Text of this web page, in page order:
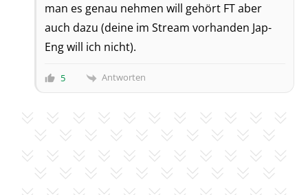
man es genau nehmen will gehört FT aber
auch dazu (deine im Stream vorhanden Jap-
Eng will ich nicht).
5 Antworten